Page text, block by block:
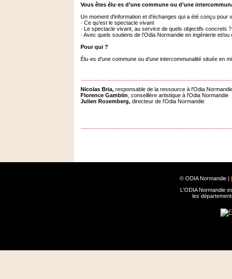
Vous êtes élu·es d’une commune ou d’une
Un moment d'information et d'échanges qui a été conçu
· Ce qu’est le spectacle vivant
· Le spectacle vivant, au service de quels objectifs concrets
· Avec quels soutiens de l’Odia Normandie en ingénierie et/
Pour qui ?
Élu·es d’une commune ou d’une intercommunalité située en
Nicolas Bria, responsable de la ressource à l'Odia
Florence Gamblin , conseillère artistique à l'Odia Normandie
Julien Rosemberg, directeur de l'Odia Normandie
© ODIA Normandie |
L'ODIA Normandie
les